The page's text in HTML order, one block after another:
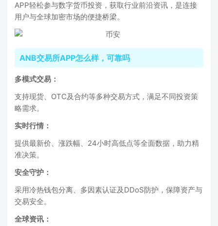
APP轻松参与数字货币投资，获取行业前沿资讯，是连接
用户与全球加密市场的便捷桥梁。
ANB交易所APP怎么样，可靠吗
多模式交易：
支持现货、OTC及合约等多种交易方式，满足不同投资策
略需求。
实时行情：
提供最新价、涨跌幅、24小时高低点等全面数据，助力精
准决策。
安全守护：
采用冷热钱包分离、多因素认证及DDoS防护，保障资产与
交易安全。
全球资讯：